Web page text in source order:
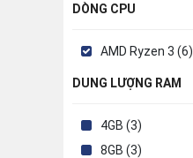
DÒNG CPU
AMD Ryzen 3 (6)
DUNG LƯỢNG RAM
4GB (3)
8GB (3)